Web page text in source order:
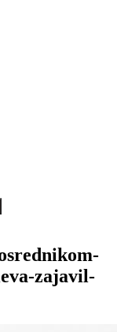
zajavil-